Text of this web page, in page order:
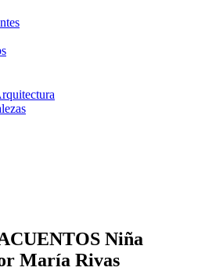
Niña
María Rivas